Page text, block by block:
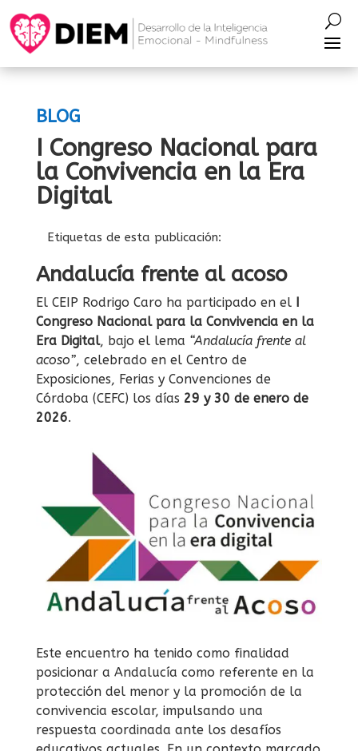
BLOG
I Congreso Nacional para
la Convivencia en la Era
Digital
Etiquetas de esta publicación:
Andalucía frente al acoso
El CEIP Rodrigo Caro ha participado en el
Congreso Nacional para la Convivencia en la
Era Digital, bajo el lema “Andalucía frente al
acoso”, celebrado en el Centro de
Exposiciones, Ferias y Convenciones de
Córdoba (CEFC) los días 29 y 30 de enero de
2026.
Este encuentro ha tenido como finalidad
posicionar a Andalucía como referente en la
protección del menor y la promoción de la
convivencia escolar, impulsando una
respuesta coordinada ante los desafíos